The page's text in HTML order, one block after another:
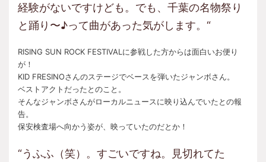
経験がないですけども。でも、千葉の名物祭り
と踊り〜♪って曲があった気がします。“
RISING SUN ROCK FESTIVALに参戦した方からは面白いお便り
が！
KID FRESINOさんのステージでベースを弾いたジャンボさん。
ベストアクトだったとのこと。
そんなジャンボさんがローカルニュースに映り込んでいたとの報
告。
保安検査場へ向かう姿が、映っていたのだとか！
“うふふ（笑）。すごいですね。見切れてた